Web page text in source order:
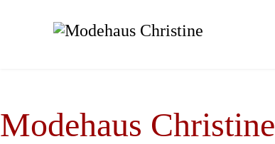
Modehaus Christine